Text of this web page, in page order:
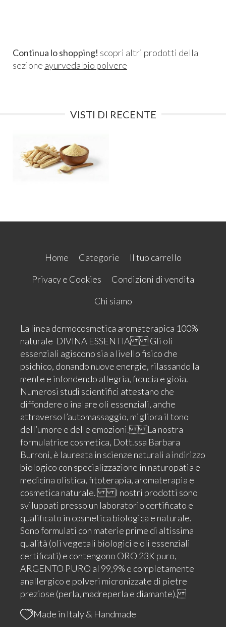
Continua lo shopping! scopri altri prodotti della
sezione ayurveda bio polvere
VISTI DI RECENTE
Home Categorie
Il tuo carrello
Privacy e Cookies
Condizioni di vendita
Chi siamo
La linea dermocosmetica aromaterapica 100%
naturale DIVINA ESSENTIA Gli oli
essenziali agiscono sia a livello fisico che
psichico, donando nuove energie, rilassando la
mente e infondendo allegria, fiducia e gioia.
Numerosi studi scientifici attestano che
diffondere o inalare oli essenziali, anche
attraverso l’automassaggio, migliora il tono
dell’umore e delle emozioni. La nostra
formulatrice cosmetica, Dott.ssa Barbara
Burroni, è laureata in scienze naturali a indirizzo
biologico con specializzazione in naturopatia e
medicina olistica, fitoterapia, aromaterapia e
cosmetica naturale. I nostri prodotti sono
sviluppati presso un laboratorio certificato e
qualificato in cosmetica biologica e naturale.
Sono formulati con materie prime di altissima
qualità (oli vegetali biologici e oli essenziali
certificati) e contengono ORO 23K puro,
ARGENTO PURO al 99,9% e completamente
anallergico e polveri micronizzate di pietre
preziose (perla, madreperla e diamante).
Made in Italy & Handmade